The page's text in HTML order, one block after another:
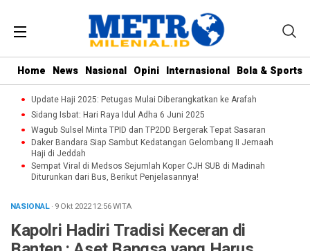
Home News Nasional Opini Internasional Bola & Sports
Update Haji 2025: Petugas Mulai Diberangkatkan ke Arafah
Sidang Isbat: Hari Raya Idul Adha 6 Juni 2025
Wagub Sulsel Minta TPID dan TP2DD Bergerak Tepat Sasaran
Daker Bandara Siap Sambut Kedatangan Gelombang II Jemaah
Haji di Jeddah
Sempat Viral di Medsos Sejumlah Koper CJH SUB di Madinah
Diturunkan dari Bus, Berikut Penjelasannya!
NASIONAL· 9 Okt 202212:56WITA
Kapolri Hadiri Tradisi Keceran di